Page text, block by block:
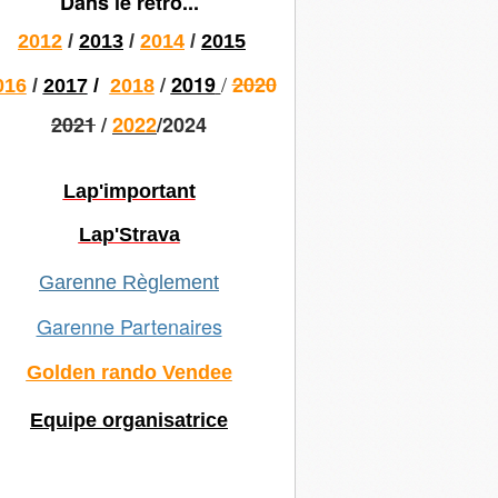
2012 / 2013 / 2014 / 2015
/ 2017/ 2018 / 2019 /2020
2021/2022/2024
Lap'important
Lap'Strava
Garenne Règlement
Garenne Partenaires
Golden rando Vendee
Equipe organisatrice